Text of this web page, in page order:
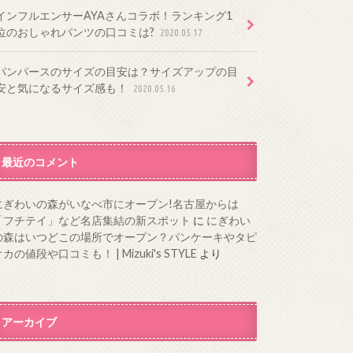
ンフルエンサーAYAさんコラボ！ランキング1
のおしゃれパンツの口コミは?
2020.05.17
ンパースのサイズの目安は？サイズアップの目
と気になるサイズ感も！
2020.05.16
最近のコメント
ぎわいの森がいなべ市にオープン!名古屋からは
フチテイ」など名店集結の新スポット に にぎわい
森はいつどこの場所でオープン？パンケーキやタピ
カの値段や口コミも！ | Mizuki's STYLE より
アーカイブ